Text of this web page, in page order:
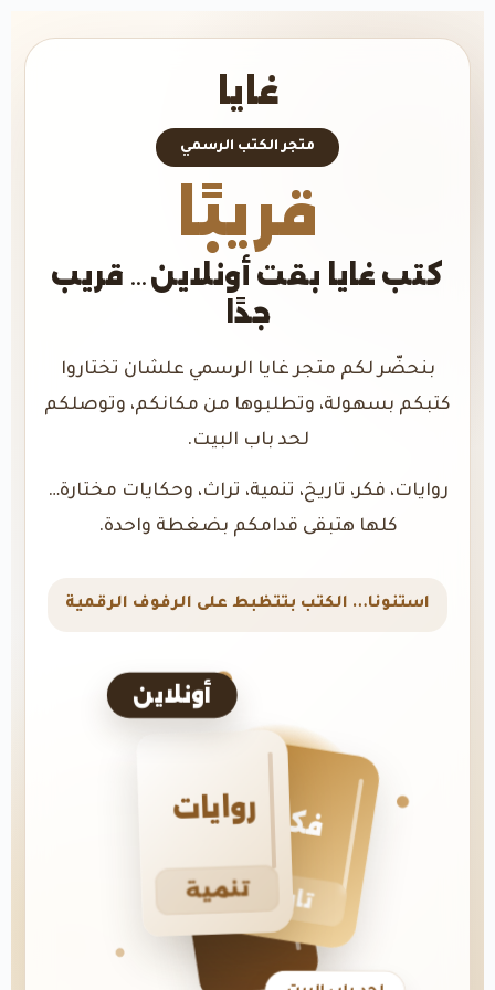
غايا
متجر الكتب الرسمي
قريبًا
كتب غايا بقت أونلاين… قريب
جدًا
بنحضّر لكم متجر غايا الرسمي علشان تختاروا
كتبكم بسهولة، وتطلبوها من مكانكم، وتوصلكم
لحد باب البيت.
روايات، فكر، تاريخ، تنمية، تراث، وحكايات مختارة…
كلها هتبقى قدامكم بضغطة واحدة.
استنونا… الكتب بتتظبط على الرفوف الرقمية
أونلاين
فكر
تاريخ
روايات
تنمية